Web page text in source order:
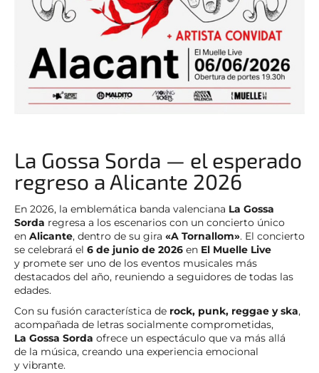
La Gossa Sorda — el esperado
regreso a Alicante 2026
En 2026, la emblemática banda valenciana La Gossa
Sorda regresa a los escenarios con un concierto único
en Alicante, dentro de su gira «A Tornallom». El concierto
se celebrará el 6 de junio de 2026 en El Muelle Live
y promete ser uno de los eventos musicales más
destacados del año, reuniendo a seguidores de todas las
edades.
Con su fusión característica de rock, punk, reggae y ska,
acompañada de letras socialmente comprometidas,
La Gossa Sorda ofrece un espectáculo que va más allá
de la música, creando una experiencia emocional
y vibrante.